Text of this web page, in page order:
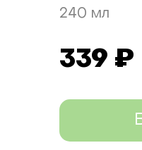
240 мл
339 ₽